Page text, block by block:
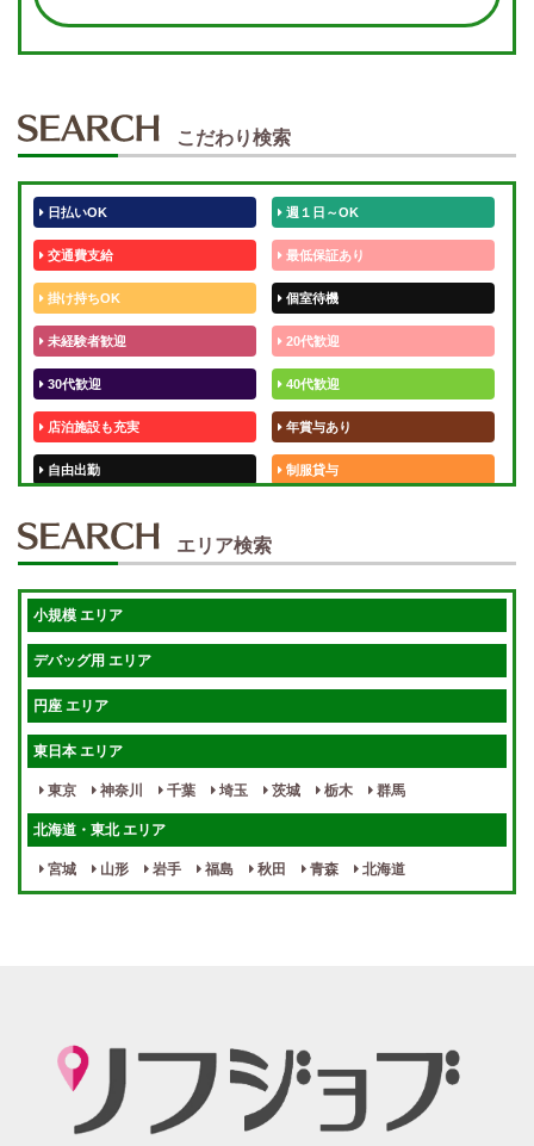
こだわり検索
日払いOK 週１日～OK
交通費支給 最低保証あり
掛け持ちOK 個室待機
未経験者歓迎 20代歓迎
30代歓迎 40代歓迎
店泊施設も充実 年賞与あり
自由出勤 制服貸与
短期OK 入店祝金あり
週1～OK 健全店で安心！
宿泊相談可 保証制度完備
指名料100％バック！ 寮完備
女性スタッフがいる！ 終電後店泊OK
週１～OK 自宅待機OK
週1日～OK ぽっちゃりさん歓迎
指名バック率高め 週1・月1～OK
エリア検索
小規模 エリア
デバッグ用 エリア
円座 エリア
東日本 エリア
東京 神奈川 千葉 埼玉 茨城 栃木 群馬
北海道・東北 エリア
宮城 山形 岩手 福島 秋田 青森 北海道
大阪 兵庫 滋賀 和歌山
九州・沖縄 エリア
大分 福岡 佐賀 宮崎 熊本 鹿児島